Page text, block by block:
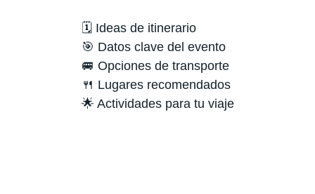
🗓️ Ideas de itinerario
🎯 Datos clave del evento
🚐 Opciones de transporte
🍴 Lugares recomendados
🌟 Actividades para tu viaje